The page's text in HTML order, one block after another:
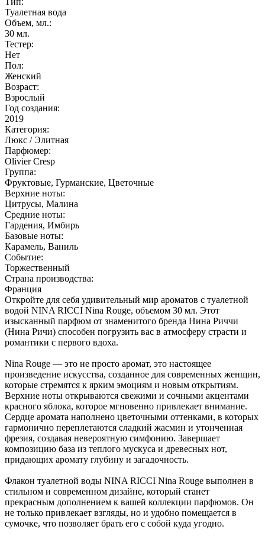
Туалетная вода
Объем, мл.:
30 мл.
Тестер:
Нет
Пол:
Женский
Возраст:
Взрослый
Год создания:
2019
Категория:
Люкс / Элитная
Парфюмер:
Olivier Cresp
Группа:
Фруктовые, Гурманские, Цветочные
Верхние ноты:
Цитрусы, Малина
Средние ноты:
Гардения, Имбирь
Базовые ноты:
Карамель, Ваниль
Событие:
Торжественный
Страна производства:
Франция
Откройте для себя удивительный мир ароматов с туалетной
водой NINA RICCI Nina Rouge, объемом 30 мл. Этот
изысканный парфюм от знаменитого бренда Нина Риччи
(Нина Ричи) способен погрузить вас в атмосферу страсти и
романтики с первого вдоха.
Nina Rouge — это не просто аромат, это настоящее
произведение искусства, созданное для современных женщин,
которые стремятся к ярким эмоциям и новым открытиям.
Верхние ноты открываются свежими и сочными акцентами
красного яблока, которое мгновенно привлекает внимание.
Сердце аромата наполнено цветочными оттенками, в которых
гармонично переплетаются сладкий жасмин и утонченная
фрезия, создавая невероятную симфонию. Завершает
композицию база из теплого мускуса и древесных нот,
придающих аромату глубину и загадочность.
Флакон туалетной воды NINA RICCI Nina Rouge выполнен в
стильном и современном дизайне, который станет
прекрасным дополнением к вашей коллекции парфюмов. Он
не только привлекает взгляды, но и удобно помещается в
сумочке, что позволяет брать его с собой куда угодно.